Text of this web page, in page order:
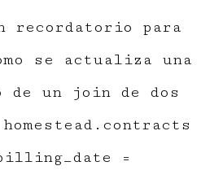
recordatorio para
se actualiza una
de un join de dos
=